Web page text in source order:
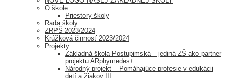
O škole
Priestory školy
Rada školy
ZRPŠ 2023/2024
Krúžková činnosť 2023/2024
Projekty
Základná škola Postupimská – jediná ZŠ ako partner
projektu ARphymedes+
Národný projekt – Pomáhajúce profesie v edukácii
detí a žiakov III